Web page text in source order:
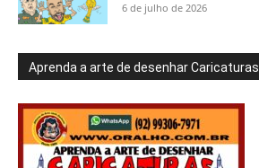
6 de julho de 2026
Aprenda a arte de desenhar Caricaturas